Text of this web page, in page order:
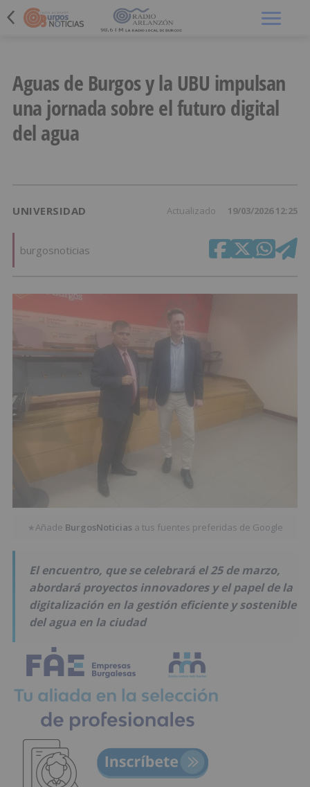
Aguas de Burgos y la UBU impulsan
una jornada sobre el futuro digital
del agua
UNIVERSIDAD Actualizado 19/03/2026 12:25
burgosnoticias
★Añade BurgosNoticias a tus fuentes preferidas de Google
El encuentro, que se celebrará el 25 de marzo,
abordará proyectos innovadores y el papel de la
digitalización en la gestión eficiente y sostenible
del agua en la ciudad